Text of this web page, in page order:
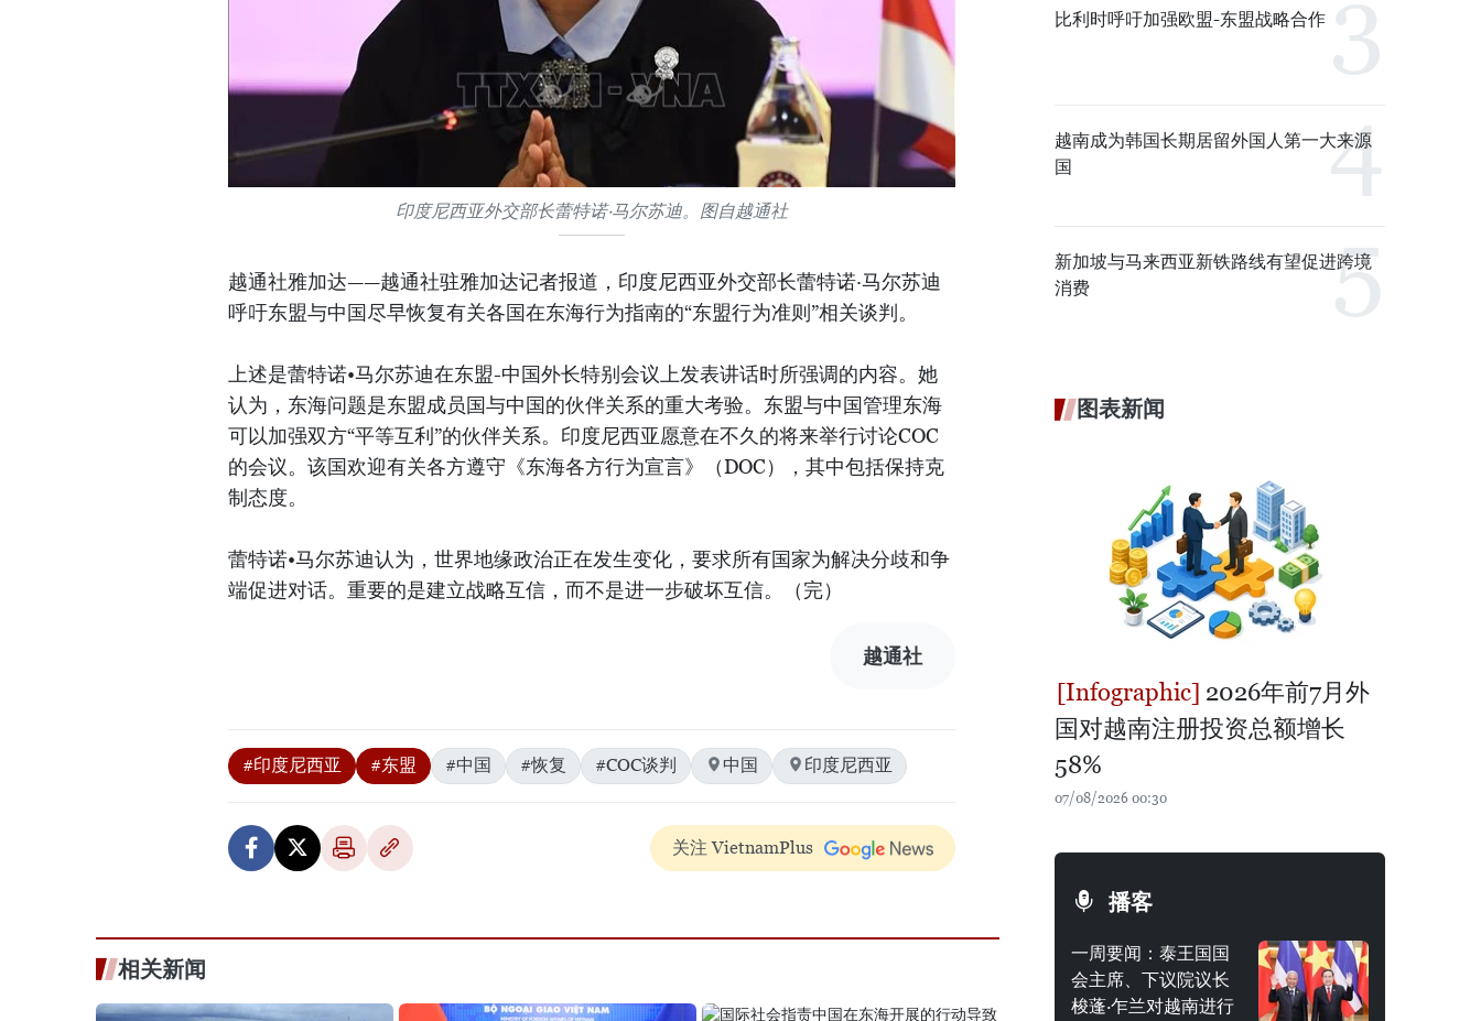
印度尼西亚外交部长蕾特诺·马尔苏迪。图自越通社
越通社雅加达——越通社驻雅加达记者报道，印度尼西亚外交部长蕾特诺·马尔苏迪
呼吁东盟与中国尽早恢复有关各国在东海行为指南的“东盟行为准则”相关谈判。
上述是蕾特诺•马尔苏迪在东盟-中国外长特别会议上发表讲话时所强调的内容。她
认为，东海问题是东盟成员国与中国的伙伴关系的重大考验。东盟与中国管理东海
可以加强双方“平等互利”的伙伴关系。印度尼西亚愿意在不久的将来举行讨论COC
的会议。该国欢迎有关各方遵守《东海各方行为宣言》（DOC），其中包括保持克
制态度。
蕾特诺•马尔苏迪认为，世界地缘政治正在发生变化，要求所有国家为解决分歧和争
端促进对话。重要的是建立战略互信，而不是进一步破坏互信。（完）
越通社
#印度尼西亚 #东盟 #中国 #恢复 #COC谈判 中国 印度尼西亚
关注 VietnamPlus
相关新闻
比利时呼吁加强欧盟-东盟战略合作
越南成为韩国长期居留外国人第一大来源
国
新加坡与马来西亚新铁路线有望促进跨境
消费
图表新闻
2026年前7月外
国对越南注册投资总额增长
58%
07/08/2026 00:30
播客
一周要闻：泰王国国
会主席、下议院议长
梭蓬·乍兰对越南进行